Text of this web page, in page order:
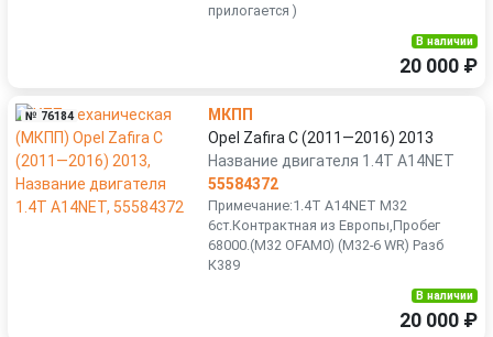
прилогается )
В наличии
20 000 ₽
№ 76184
МКПП
Opel Zafira C (2011—2016) 2013
Название двигателя 1.4T A14NET
55584372
Примечание:1.4T A14NET M32
6ст.Контрактная из Европы,Пробег
68000.(M32 OFAM0) (M32-6 WR) Разб
К389
В наличии
20 000 ₽